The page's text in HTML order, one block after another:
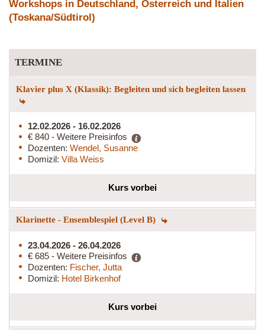
Workshops in Deutschland, Österreich und Italien
(Toskana/Südtirol)
TERMINE
Klavier plus X (Klassik): Begleiten und sich begleiten lassen
12.02.2026 - 16.02.2026
€ 840 - Weitere Preisinfos
Dozenten: Wendel, Susanne
Domizil: Villa Weiss
Kurs vorbei
Klarinette - Ensemblespiel (Level B)
23.04.2026 - 26.04.2026
€ 685 - Weitere Preisinfos
Dozenten: Fischer, Jutta
Domizil: Hotel Birkenhof
Kurs vorbei